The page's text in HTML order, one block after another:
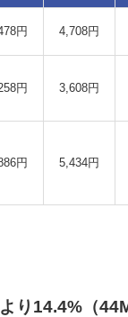
円 4,708円
円 3,608円
円 5,434円
より14.4%（